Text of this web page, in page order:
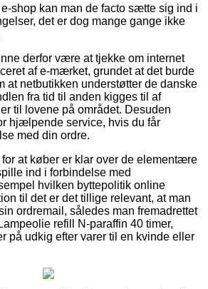
shop kan man de facto sætte sig ind i
det er dog mange gange ikke
derfor være at tjekke om internet
af e-mærket, grundet at det burde
at netbutikken understøtter de danske
fra tid til anden kigges til af
til lovene på området. Desuden
hjælpende service, hvis du får
med din ordre.
at køber er klar over de elementære
ind i forbindelse med
hvilken byttepolitik online
til det er det tillige relevant, at man
ordremail, således man fremadrettet
refill N-paraffin 40 timer,
på udkig efter varer til en kvinde eller